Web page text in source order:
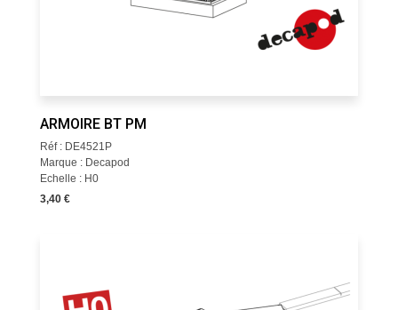
ARMOIRE BT PM
Réf : DE4521P
Marque : Decapod
Echelle : H0
3,40 €